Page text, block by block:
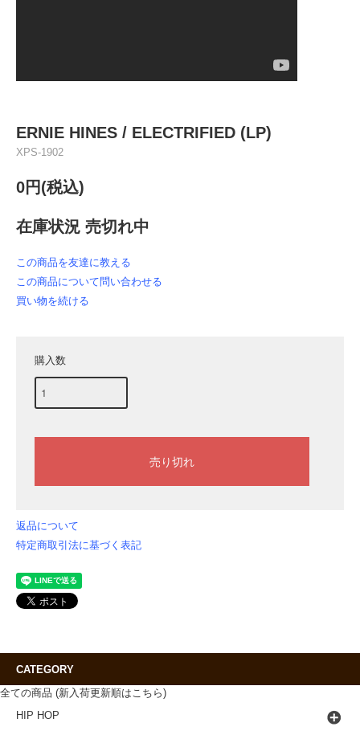
ERNIE HINES / ELECTRIFIED (LP)
XPS-1902
0円(税込)
在庫状況 売切れ中
この商品を友達に教える
この商品について問い合わせる
買い物を続ける
購入数
返品について
特定商取引法に基づく表記
CATEGORY
全ての商品 (新入荷更新順はこちら)
HIP HOP